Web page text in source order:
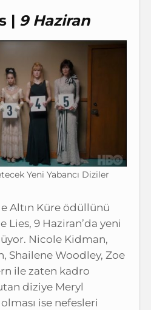
| 9 Haziran
Yeni Yabancı Diziler
Altın Küre ödüllünü
9 Haziran’da yeni
Nicole Kidman,
Shailene Woodley, Zoe
ile zaten kadro
diziye Meryl
ise nefesleri